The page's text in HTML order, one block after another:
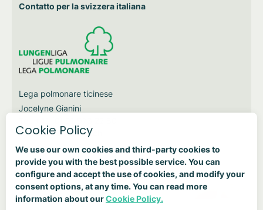
Cookie Policy
We use our own cookies and third-party cookies to
provide you with the best possible service. You can
configure and accept the use of cookies, and modify your
consent options, at any time. You can read more
information about ourCookie Policy.
Contatto per la svizzera italiana
Lega polmonare ticinese
Jocelyne Gianini
j.gianini@legapolm.ch